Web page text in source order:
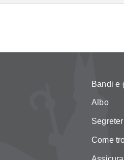
Bandi e
Albo
Come